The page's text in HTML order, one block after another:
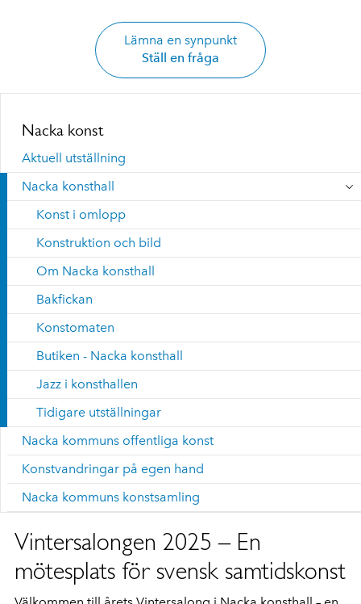
Lämna en synpunkt
Ställ en fråga
Nacka konst
Aktuell utställning
Nacka konsthall
Konst i omlopp
Konstruktion och bild
Om Nacka konsthall
Bakfickan
Konstomaten
Butiken - Nacka konsthall
Jazz i konsthallen
Tidigare utställningar
Nacka kommuns offentliga konst
Konstvandringar på egen hand
Nacka kommuns konstsamling
Vintersalongen 2025 – En
mötesplats för svensk samtidskonst